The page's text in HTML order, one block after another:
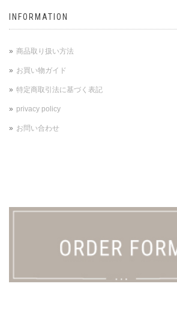
INFORMATION
商品取り扱い方法
お買い物ガイド
特定商取引法に基づく表記
privacy policy
お問い合わせ